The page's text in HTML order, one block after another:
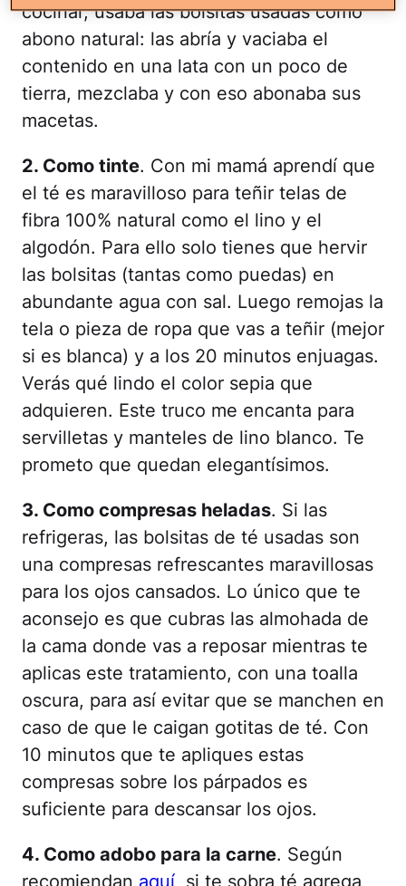
cocinar, usaba las bolsitas usadas como
abono natural: las abría y vaciaba el
contenido en una lata con un poco de
tierra, mezclaba y con eso abonaba sus
macetas.
2. Como tinte. Con mi mamá aprendí que
el té es maravilloso para teñir telas de
fibra 100% natural como el lino y el
algodón. Para ello solo tienes que hervir
las bolsitas (tantas como puedas) en
abundante agua con sal. Luego remojas la
tela o pieza de ropa que vas a teñir (mejor
si es blanca) y a los 20 minutos enjuagas.
Verás qué lindo el color sepia que
adquieren. Este truco me encanta para
servilletas y manteles de lino blanco. Te
prometo que quedan elegantísimos.
3. Como compresas heladas. Si las
refrigeras, las bolsitas de té usadas son
una compresas refrescantes maravillosas
para los ojos cansados. Lo único que te
aconsejo es que cubras las almohada de
la cama donde vas a reposar mientras te
aplicas este tratamiento, con una toalla
oscura, para así evitar que se manchen en
caso de que le caigan gotitas de té. Con
10 minutos que te apliques estas
compresas sobre los párpados es
suficiente para descansar los ojos.
4. Como adobo para la carne. Según
recomiendan aquí, si te sobra té agrega